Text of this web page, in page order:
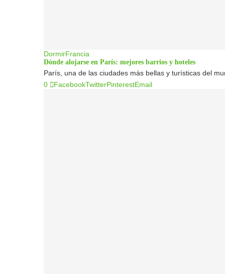
DormirFrancia
Dónde alojarse en París: mejores barrios y hoteles
París, una de las ciudades más bellas y turísticas del
0
FacebookTwitterPinterestEmail